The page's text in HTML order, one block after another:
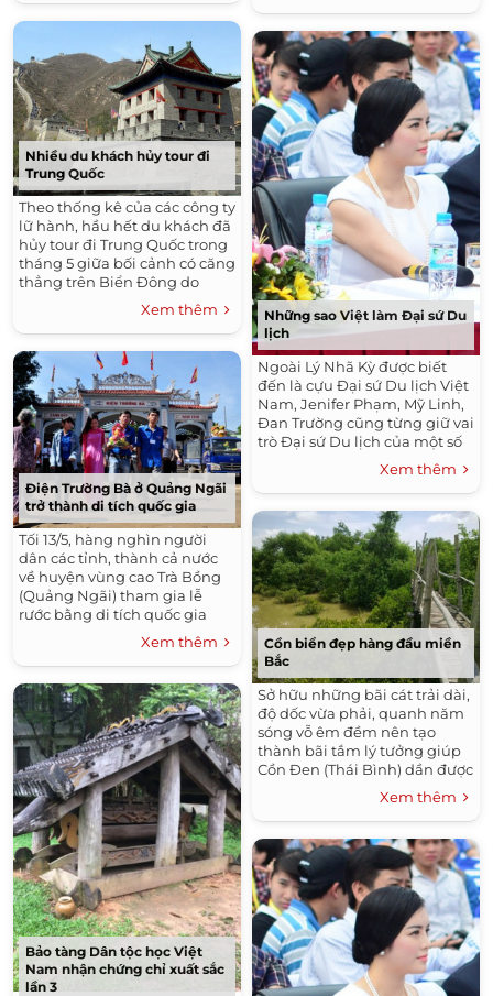
Nhiều du khách hủy tour đi
Trung Quốc
Theo thống kê của các công ty
lữ hành, hầu hết du khách đã
hủy tour đi Trung Quốc trong
tháng 5 giữa bối cảnh có căng
thẳng trên Biển Đông do
Trung Quốc hạ đặt trái phép
giàn khoan trên vùng đặc
quyền kinh tế của Việt Nam.
Xem thêm
Điện Trường Bà ở Quảng Ngãi
trở thành di tích quốc gia
Tối 13/5, hàng nghìn người
dân các tỉnh, thành cả nước
về huyện vùng cao Trà Bồng
(Quảng Ngãi) tham gia lễ
rước bằng di tích quốc gia
Điện Trường Bà.Xem thêm
Bảo tàng Dân tộc học Việt
Nam nhận chứng chỉ xuất sắc
lần 3
Những sao Việt làm Đại sứ Du
lịch
Ngoài Lý Nhã Kỳ được biết
đến là cựu Đại sứ Du lịch Việt
Nam, Jenifer Phạm, Mỹ Linh,
Đan Trường cũng từng giữ vai
trò Đại sứ Du lịch của một số
nước và vùng lãnh thổ tại Việt
Xem thêm
Cồn biển đẹp hàng đầu miền
Bắc
Sở hữu những bãi cát trải dài,
độ dốc vừa phải, quanh năm
sóng vỗ êm đềm nên tạo
thành bãi tắm lý tưởng giúp
Cồn Đen (Thái Bình) dần được
nhiều du khách biết đến.
Xem thêm